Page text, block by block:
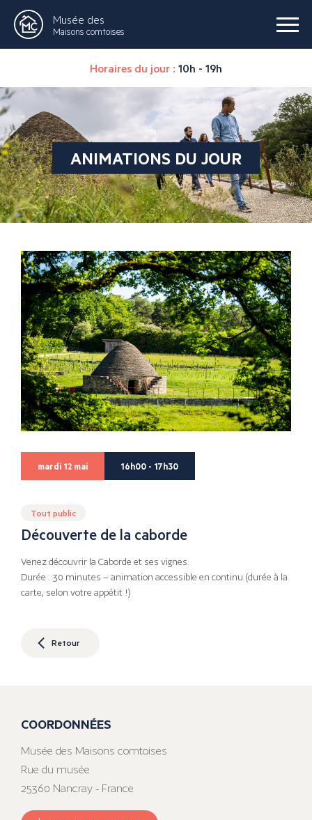
Musée des
Maisons comtoises
Horaires du jour : 10h - 19h
ANIMATIONS DU JOUR
mardi 12 mai 16h00 - 17h30
Tout public
Découverte de la caborde
Venez découvrir la Caborde et ses vignes.
Durée : 30 minutes – animation accessible en continu (durée à la
carte, selon votre appétit !)
Retour
COORDONNÉES
Musée des Maisons comtoises
Rue du musée
25360 Nancray - France